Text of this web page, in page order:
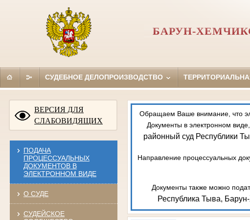
БАРУН-
СУДЕБНОЕ ДЕЛОПРОИЗВОДСТВО
ВЕРСИЯ ДЛЯ
СЛАБОВИДЯЩИХ
ПОДАЧА
ПРОЦЕССУАЛЬНЫХ
ДОКУМЕНТОВ В
ЭЛЕКТРОННОМ ВИДЕ
О СУДЕ
СУДЕЙСКОЕ
Обращаем Ваше внимание, что
Документы в электронном
районный суд Республики
Направление процессуальных
Документы также можно
Республика Тыва,